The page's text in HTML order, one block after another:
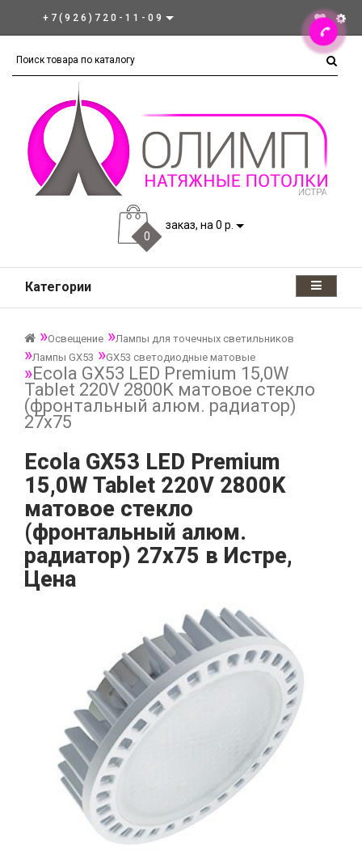
+7(926)720-11-09
0
заказ, на 0 р.
Категории
Освещение
Лампы для точечных светильников
Лампы GX53
GX53 светодиодные матовые
Ecola GX53 LED Premium 15,0W
Tablet 220V 2800K матовое стекло
(фронтальный алюм. радиатор)
27x75
Ecola GX53 LED Premium
15,0W Tablet 220V 2800K
матовое стекло
(фронтальный алюм.
радиатор) 27x75 в Истре,
Цена